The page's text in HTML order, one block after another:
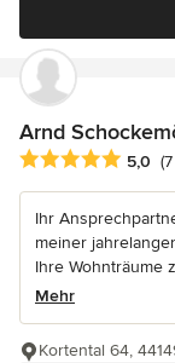
Arnd
Durchschnittliche
5,0
Ihr
meiner
Ihre Wohnträume
Mehr
Kortental 64,